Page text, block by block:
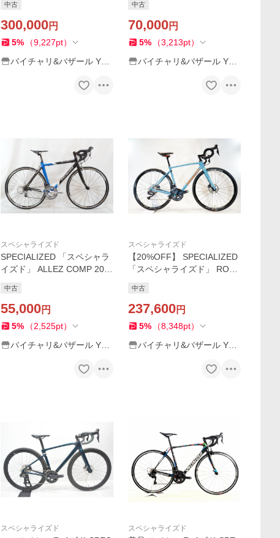
宇都宮店
中古
300,000円
5% （9,227pt）
バイチャリ&バザール Yah
中古
70,000円
5% （3,213pt）
バイチャリ&バザール Yah
スペシャライズド
SPECIALIZED 「スペシャラ
イズド」 ALLEZ COMP 200
ャリ浦和ベース
中古
55,000円
5% （2,525pt）
バイチャリ&バザール Yah
スペシャライズド
【20%OFF】 SPECIALIZED
「スペシャライズド」 ROUB
19年モデル ロードバイク /
横浜戸塚店
中古
237,600円
5% （8,348pt）
バイチャリ&バザール Yah
スペシャライズド スペシャライズド